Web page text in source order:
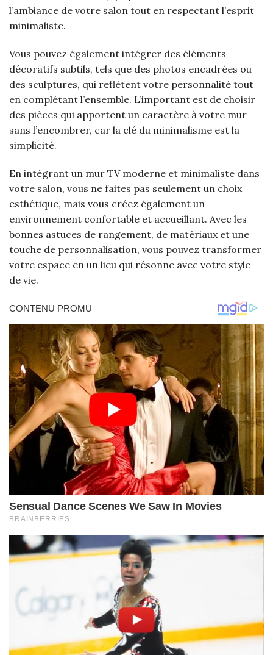
l’ambiance de votre salon tout en respectant l’esprit
minimaliste.
Vous pouvez également intégrer des éléments
décoratifs subtils, tels que des photos encadrées ou
des sculptures, qui reflètent votre personnalité tout
en complétant l’ensemble. L’important est de choisir
des pièces qui apportent un caractère à votre mur
sans l’encombrer, car la clé du minimalisme est la
simplicité.
En intégrant un mur TV moderne et minimaliste dans
votre salon, vous ne faites pas seulement un choix
esthétique, mais vous créez également un
environnement confortable et accueillant. Avec les
bonnes astuces de rangement, de matériaux et une
touche de personnalisation, vous pouvez transformer
votre espace en un lieu qui résonne avec votre style
de vie.